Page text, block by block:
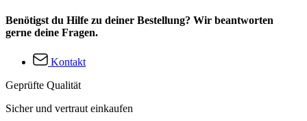
Benötigst du Hilfe zu deiner Bestellung? Wir beantworten
gerne deine Fragen.
Kontakt
Geprüfte Qualität
Sicher und vertraut einkaufen